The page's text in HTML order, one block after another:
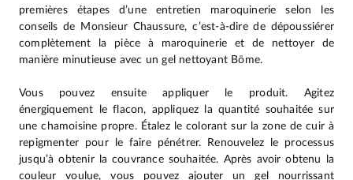
premières étapes d’une entretien maroquinerie selon les
conseils de Monsieur Chaussure, c’est-à-dire de dépoussiérer
complètement la pièce à maroquinerie et de nettoyer de
manière minutieuse avec un gel nettoyant Bōme.
Vous pouvez ensuite appliquer le produit. Agitez
énergiquement le flacon, appliquez la quantité souhaitée sur
une chamoisine propre. Étalez le colorant sur la zone de cuir à
repigmenter pour le faire pénétrer. Renouvelez le processus
jusqu’à obtenir la couvrance souhaitée. Après avoir obtenu la
couleur voulue, vous pouvez ajouter un gel nourrissant